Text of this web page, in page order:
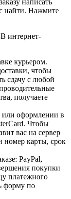
найти. Нажмите
интернет-
курьером.
чтобы
сдачу с любой
получаете
или оформлении в
Чтобы
вас на сервер
номер карты, срок
PayPal,
покупки
платежного
форму по